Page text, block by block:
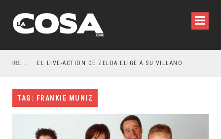
RESEÑA LA INVITACIÓN: OLIVIA WILDE REFLEXIONA SOBRE LA VIDA CONYUGAL EL LIVE-ACTION DE ZELDA ELIGE A SU VILLANO
TAG: FRANKIE MUNIZ